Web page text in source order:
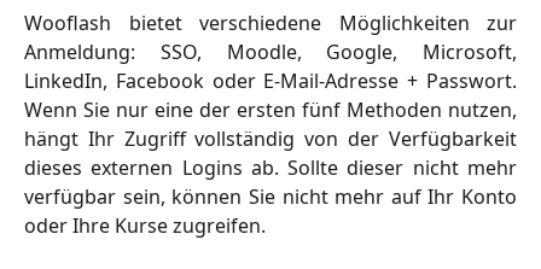
Wooflash bietet verschiedene Möglichkeiten zur
Anmeldung: SSO, Moodle, Google, Microsoft,
LinkedIn, Facebook oder E-Mail-Adresse + Passwort.
Wenn Sie nur eine der ersten fünf Methoden nutzen,
hängt Ihr Zugriff vollständig von der Verfügbarkeit
dieses externen Logins ab. Sollte dieser nicht mehr
verfügbar sein, können Sie nicht mehr auf Ihr Konto
oder Ihre Kurse zugreifen.